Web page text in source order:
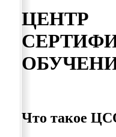
ЦЕНТР
Что такое